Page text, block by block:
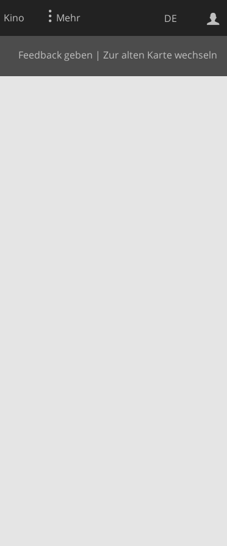
DE
Kino Mehr
Feedback geben | Zur alten Karte wechseln
Websuche